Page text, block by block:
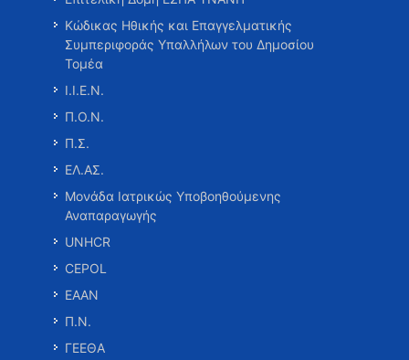
Κώδικας Ηθικής και Επαγγελματικής
Συμπεριφοράς Υπαλλήλων του Δημοσίου
Τομέα
Ι.Ι.Ε.Ν.
Π.Ο.Ν.
Π.Σ.
ΕΛ.ΑΣ.
Μονάδα Ιατρικώς Υποβοηθούμενης
Αναπαραγωγής
UNHCR
CEPOL
ΕΑΑΝ
Π.Ν.
ΓΕΕΘΑ